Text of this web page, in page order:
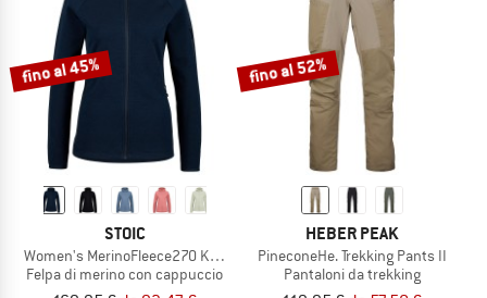
fino al 45%
STOIC
Women's MerinoFleece270 KuolpaLightSt. Zip Hoody
Felpa di merino con cappuccio
fino al 52%
HEBER PEAK
PineconeHe. Trekking Pants II
Pantaloni da trekking